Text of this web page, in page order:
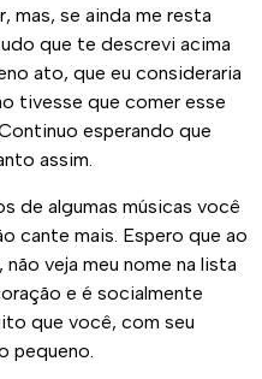
mas, se ainda me resta
que te descrevi acima
ato, que eu consideraria
tivesse que comer esse
esperando que
assim.
de algumas músicas você
cante mais. Espero que ao
veja meu nome na lista
e é socialmente
que você, com seu
pequeno.